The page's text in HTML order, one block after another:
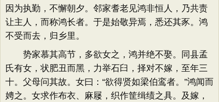
因为执勤，不懈朝夕。邻家耆老见鸿非恒人，乃共责
让主人，而称鸿长者。于是始敬异焉，悉还其豕。鸿
不受而去，归乡里。
势家慕其高节，多欲女之，鸿并绝不娶。同县孟
氏有女，状肥丑而黑，力举石臼，择对不嫁，至年三
十。父母问其故。女曰：“欲得贤如梁伯鸾者。”鸿闻而
娉之。女求作布衣、麻屦，织作筐缉绩之具。及嫁，